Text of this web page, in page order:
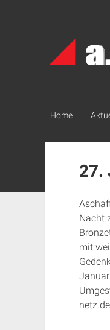
Archiv
München
Home
27.
Nacht
mit